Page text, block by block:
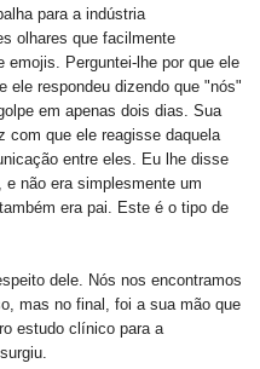
para a indústria
olhares que facilmente
Perguntei-lhe por que ele
ele respondeu dizendo que "nós"
em apenas dois dias. Sua
com que ele reagisse daquela
entre eles. Eu lhe disse
não era simplesmente um
era pai. Este é o tipo de
dele. Nós nos encontramos
mas no final, foi a sua mão que
estudo clínico para a